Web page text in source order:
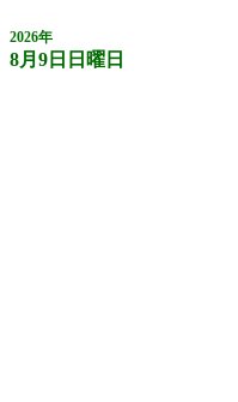
2026年
8月9日日曜日